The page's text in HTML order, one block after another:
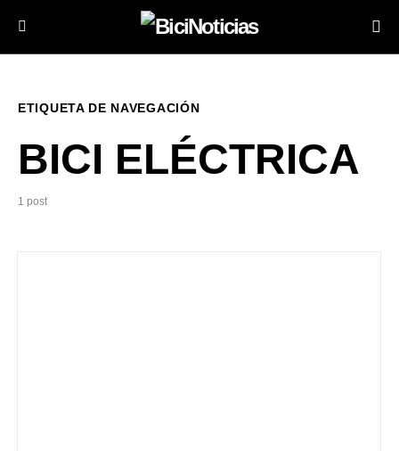
ETIQUETA DE NAVEGACIÓN
BICI ELÉCTRICA
1 post